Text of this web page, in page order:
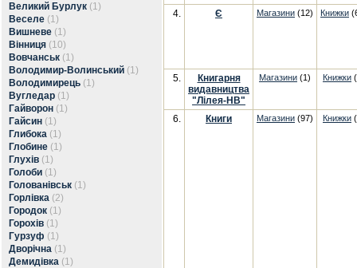
Великий Бурлук (1)
Веселе (1)
Вишневе (1)
Вінниця (10)
Вовчанськ (1)
Володимир-Волинський (1)
Володимирець (1)
Вугледар (1)
Гайворон (1)
Гайсин (1)
Глибока (1)
Глобине (1)
Глухів (1)
Голоби (1)
Голованівськ (1)
Горлівка (2)
Городок (1)
Горохів (1)
Гурзуф (1)
Дворічна (1)
Демидівка (1)
4. Є Магазини (12) Книжки
5.
Книгарня
видавництва
"Лілея-НВ"
Магазини (1) Книжки
6. Книги Магазини (97) Книжки